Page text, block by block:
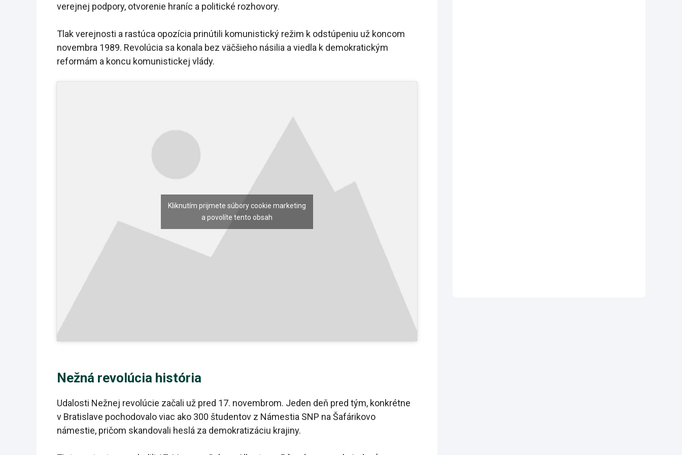
verejnej podpory, otvorenie hraníc a politické rozhovory.
Tlak verejnosti a rastúca opozícia prinútili komunistický režim k odstúpeniu už koncom
novembra 1989. Revolúcia sa konala bez väčšieho násilia a viedla k demokratickým
reformám a koncu komunistickej vlády.
Kliknutím prijmete súbory cookie marketing
a povolíte tento obsah
Nežná revolúcia história
Udalosti Nežnej revolúcie začali už pred 17. novembrom. Jeden deň pred tým, konkrétne
v Bratislave pochodovalo viac ako 300 študentov z Námestia SNP na Šafárikovo
námestie, pričom skandovali heslá za demokratizáciu krajiny.